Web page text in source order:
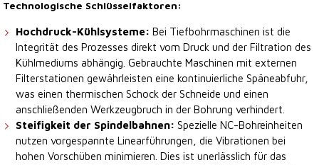
Technologische Schlüsselfaktoren:
Hochdruck-Kühlsysteme: Bei Tiefbohrmaschinen ist die
Integrität des Prozesses direkt vom Druck und der Filtration des
Kühlmediums abhängig. Gebrauchte Maschinen mit externen
Filterstationen gewährleisten eine kontinuierliche Späneabfuhr,
was einen thermischen Schock der Schneide und einen
anschließenden Werkzeugbruch in der Bohrung verhindert.
Steifigkeit der Spindelbahnen: Spezielle NC-Bohreinheiten
nutzen vorgespannte Linearführungen, die Vibrationen bei
hohen Vorschüben minimieren. Dies ist unerlässlich für das